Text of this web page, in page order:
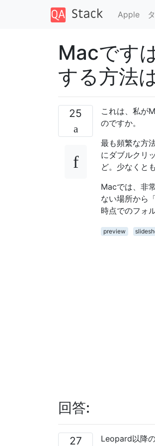
Apple
Macです
する方法
25
これは、私が
のですか。
最も頻繁な方
にダブルクリ
ど。少なくと
Macでは、非
ない場所から
時点でのフォ
preview
回答:
27
Leopard以降